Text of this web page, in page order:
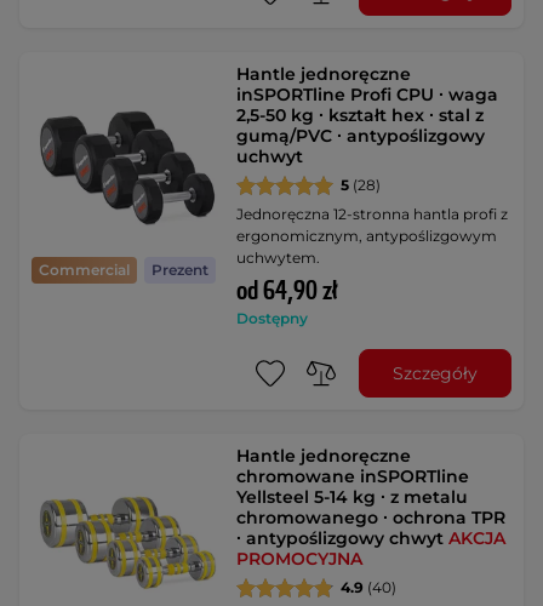
Commercial Prezent
Hantle jednoręczne
inSPORTline Profi CPU ∙ waga
2,5-50 kg ∙ kształt hex ∙ stal z
gumą/PVC ∙ antypoślizgowy
uchwyt
5 (28)
Jednoręczna 12-stronna hantla profi z
ergonomicznym, antypoślizgowym
uchwytem.
od 64,90 zł
Dostępny
Szczegóły
Hantle jednoręczne
chromowane inSPORTline
Yellsteel 5-14 kg ∙ z metalu
chromowanego ∙ ochrona TPR
∙ antypoślizgowy chwytAKCJA
PROMOCYJNA
4.9 (40)